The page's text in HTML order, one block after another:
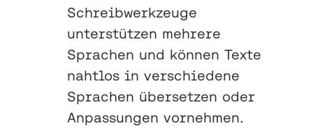
Schreibwerkzeuge
unterstützen mehrere
Sprachen und können Texte
nahtlos in verschiedene
Sprachen übersetzen oder
Anpassungen vornehmen.